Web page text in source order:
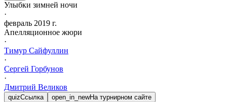
Улыбки зимней ночи
·
февраль 2019 г.
Апелляционное жюри
·
Тимур Сайфуллин
·
Сергей Горбунов
·
Дмитрий Великов
quizСсылка open_in_newНа турнирном сайте